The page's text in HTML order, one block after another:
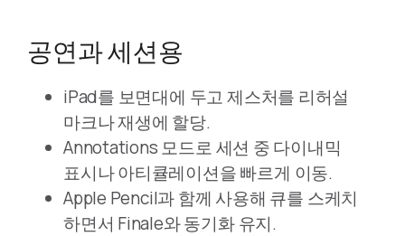
공연과 세션용
iPad를 보면대에 두고 제스처를 리허설
마크나 재생에 할당.
Annotations 모드로 세션 중 다이내믹
표시나 아티큘레이션을 빠르게 이동.
Apple Pencil과 함께 사용해 큐를 스케치
하면서 Finale와 동기화 유지.